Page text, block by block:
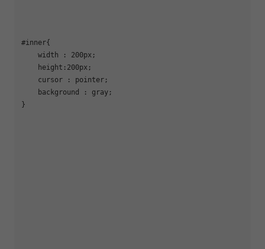
#inner{
    width : 200px;
    height:200px;
    cursor : pointer;
    background : gray;
}